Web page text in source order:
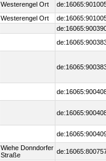
Westerengel Ort
Westerengel Ort
Wiehe Donndorfer
Straße